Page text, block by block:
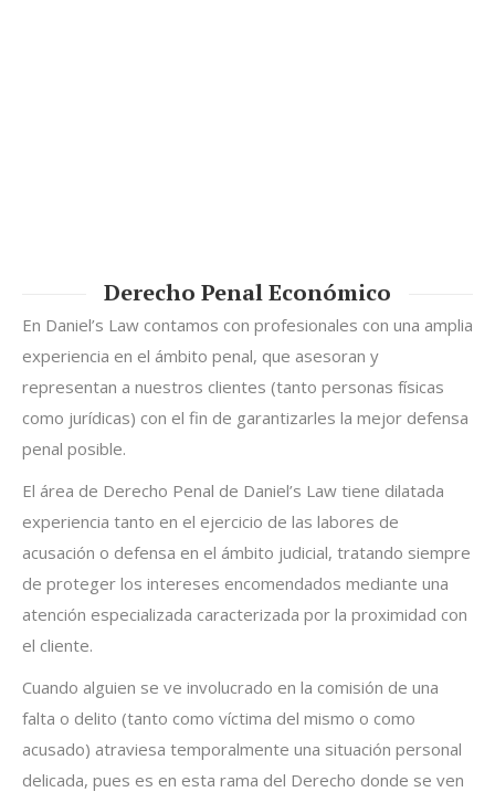
Derecho Penal Económico
En Daniel’s Law contamos con profesionales con una amplia
experiencia en el ámbito penal, que asesoran y
representan a nuestros clientes (tanto personas físicas
como jurídicas) con el fin de garantizarles la mejor defensa
penal posible.
El área de Derecho Penal de Daniel’s Law tiene dilatada
experiencia tanto en el ejercicio de las labores de
acusación o defensa en el ámbito judicial, tratando siempre
de proteger los intereses encomendados mediante una
atención especializada caracterizada por la proximidad con
el cliente.
Cuando alguien se ve involucrado en la comisión de una
falta o delito (tanto como víctima del mismo o como
acusado) atraviesa temporalmente una situación personal
delicada, pues es en esta rama del Derecho donde se ven